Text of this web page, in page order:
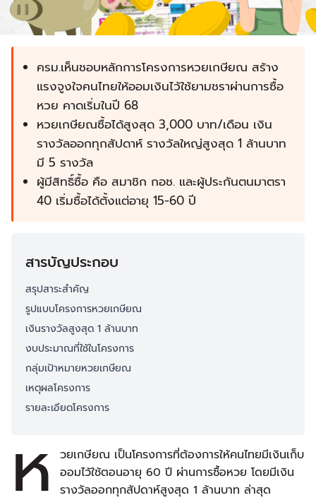
ครม.เห็นชอบหลักการโครงการหวยเกษียณ สร้าง
แรงจูงใจคนไทยให้ออมเงินไว้ใช้ยามชราผ่านการซื้อ
หวย คาดเริ่มในปี 68
หวยเกษียณซื้อได้สูงสุด 3,000 บาท/เดือน เงิน
รางวัลออกทุกสัปดาห์ รางวัลใหญ่สูงสุด 1 ล้านบาท
มี 5 รางวัล
ผู้มีสิทธิ์ซื้อ คือ สมาชิก กอช. และผู้ประกันตนมาตรา
40 เริ่มซื้อได้ตั้งแต่อายุ 15-60 ปี
สารบัญประกอบ
สรุปสาระสำคัญ
รูปแบบโครงการหวยเกษียณ
เงินรางวัลสูงสุด 1 ล้านบาท
งบประมาณที่ใช้ในโครงการ
กลุ่มเป้าหมายหวยเกษียณ
เหตุผลโครงการ
รายละเอียดโครงการ
ห
วยเกษียณ เป็นโครงการที่ต้องการให้คนไทยมีเงินเก็บ
ออมไว้ใช้ตอนอายุ 60 ปี ผ่านการซื้อหวย โดยมีเงิน
รางวัลออกทุกสัปดาห์สูงสุด 1 ล้านบาท ล่าสุด